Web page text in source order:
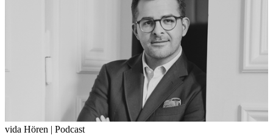
vida Hören | Podcast